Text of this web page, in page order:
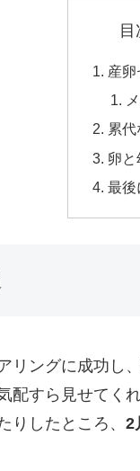
目
産卵
累代
卵と
最後
リングに成功し
配すら見せてく
りしたところ、 2